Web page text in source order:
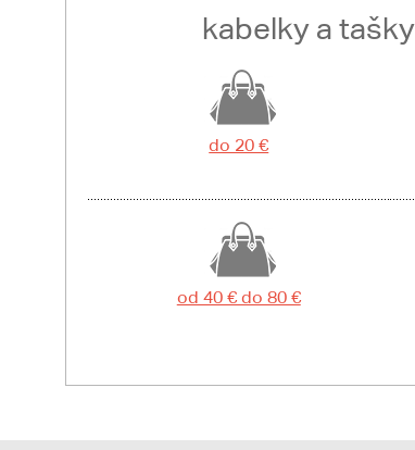
kabelky a
do 20 €
od 40 € do 80 €